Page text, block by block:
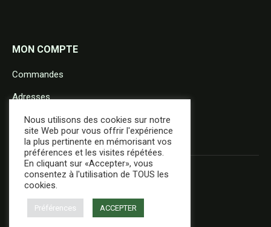
MON COMPTE
Commandes
Adresses
Détails du compte
+ d'infos
Nous utilisons des cookies sur notre
site Web pour vous offrir l'expérience
la plus pertinente en mémorisant vos
préférences et les visites répétées.
En cliquant sur «Accepter», vous
consentez à l'utilisation de TOUS les
cookies.
Préférences ACCEPTER